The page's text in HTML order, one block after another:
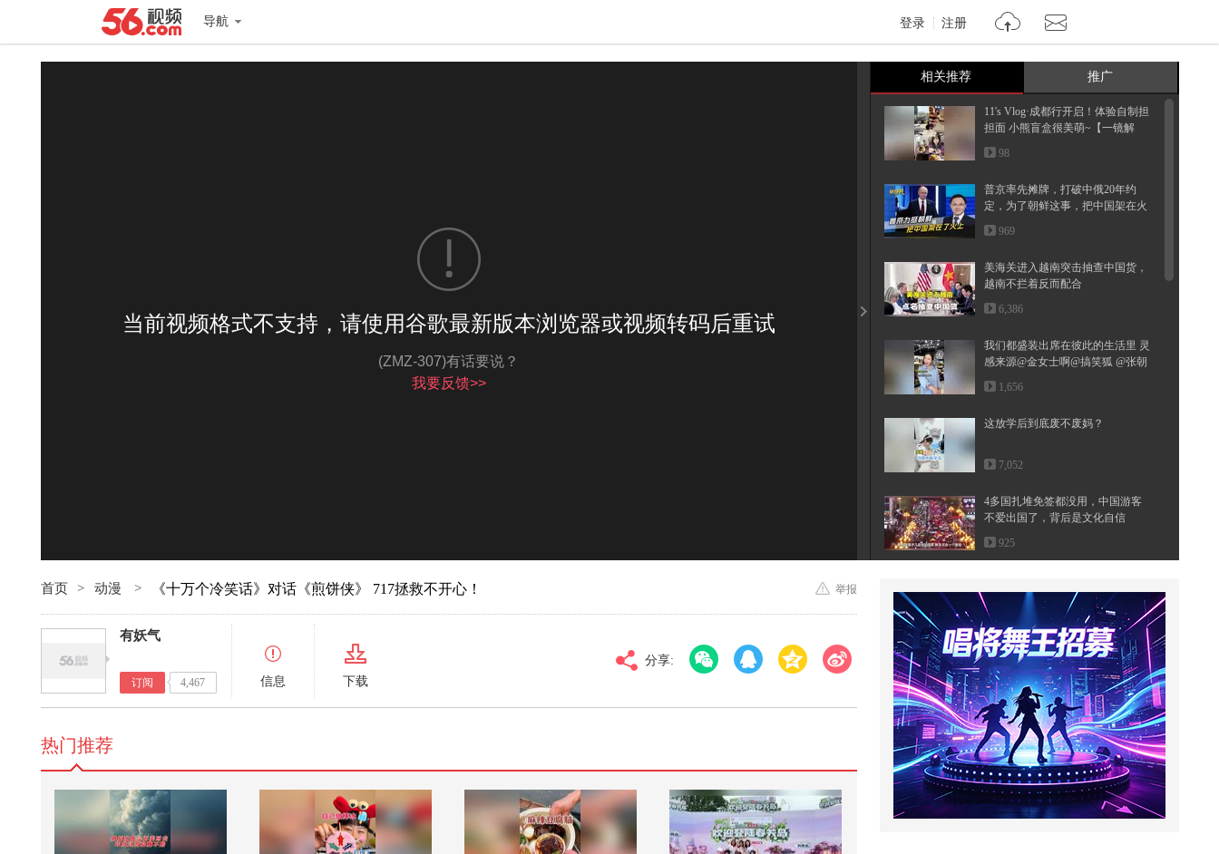
导航 登录 注册
当前视频格式不支持，请使用谷歌最新版本浏览器或视频转码后重试
(ZMZ-307)有话要说？
我要反馈>>
相关推荐 推广
11's Vlog·成都行开启！体验自制担
担面 小熊盲盒很美萌~【一镜解
锁...
98
普京率先摊牌，打破中俄20年约
定，为了朝鲜这事，把中国架在火
上
969
美海关进入越南突击抽查中国货，
越南不拦着反而配合
6,386
我们都盛装出席在彼此的生活里 灵
感来源@金女士啊@搞笑狐 @张朝
阳
1,656
这放学后到底废不废妈？
7,052
4多国扎堆免签都没用，中国游客
不爱出国了，背后是文化自信
925
670
你以为没事，其实是肝脏在呼救！
#健康#科普 @搜狐视频官方小助手
@...
1,462
#瞭望台海#登上访华专机前，特朗
普留下一句话，在美国引起众怒
31,974
撒网
首页 > 动漫 > 《十万个冷笑话》对话《煎饼侠》 717拯救不开心！ 举报
有妖气
订阅 4,467 信息 下载
分享:
热门推荐